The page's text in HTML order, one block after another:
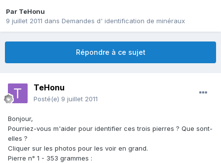
Par TeHonu
9 juillet 2011 dans Demandes d' identification de minéraux
Répondre à ce sujet
TeHonu
Posté(e) 9 juillet 2011
Bonjour,
Pourriez-vous m'aider pour identifier ces trois pierres ? Que sont-
elles ?
Cliquer sur les photos pour les voir en grand.
Pierre n° 1 - 353 grammes :